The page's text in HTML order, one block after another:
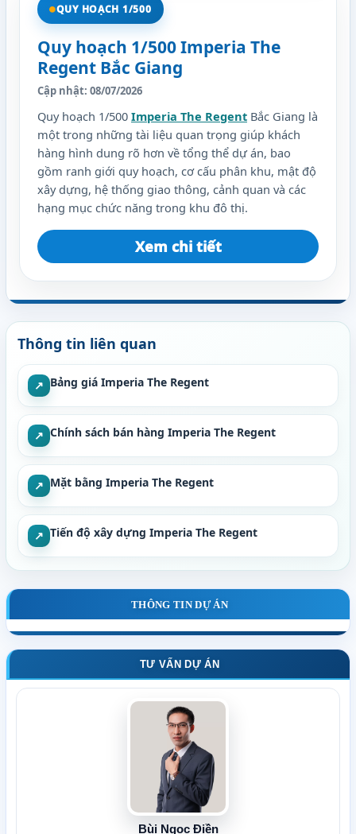
QUY HOẠCH 1/500
Quy hoạch 1/500 Imperia The
Regent Bắc Giang
Cập nhật: 08/07/2026
Quy hoạch 1/500 Imperia The Regent Bắc Giang là
một trong những tài liệu quan trọng giúp khách
hàng hình dung rõ hơn về tổng thể dự án, bao
gồm ranh giới quy hoạch, cơ cấu phân khu, mật độ
xây dựng, hệ thống giao thông, cảnh quan và các
hạng mục chức năng trong khu đô thị.
Xem chi tiết
Thông tin liên quan
↗ Bảng giá Imperia The Regent
↗ Chính sách bán hàng Imperia The Regent
↗ Mặt bằng Imperia The Regent
↗ Tiến độ xây dựng Imperia The Regent
THÔNG TIN DỰ ÁN
TƯ VẤN DỰ ÁN
Bùi Ngọc Điền